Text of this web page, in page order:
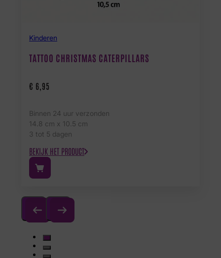
Kinderen
TATTOO CHRISTMAS CATERPILLARS
€ 6,95
Binnen 24 uur verzonden
14.8 cm x 10.5 cm
3 tot 5 dagen
BEKIJK HET PRODUCT